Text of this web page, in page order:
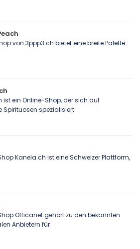
von 3ppp3.ch bietet eine breite Palette
ist ein Online-Shop, der sich auf
Spirituosen spezialisiert
Kanela.ch ist eine Schweizer Plattform,
Otticanet gehört zu den bekannten
Anbietern für